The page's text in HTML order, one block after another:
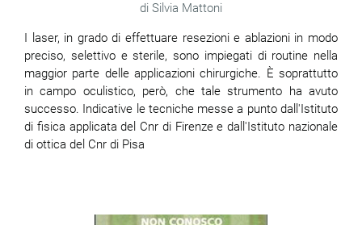
Silvia Mattoni
I laser, in grado di effettuare resezioni e ablazioni in modo
preciso, selettivo e sterile, sono impiegati di routine nella
maggior parte delle applicazioni chirurgiche. È soprattutto
in campo oculistico, però, che tale strumento ha avuto
successo. Indicative le tecniche messe a punto dall'Istituto
di fisica applicata del Cnr di Firenze e dall'Istituto nazionale
di ottica del Cnr di Pisa